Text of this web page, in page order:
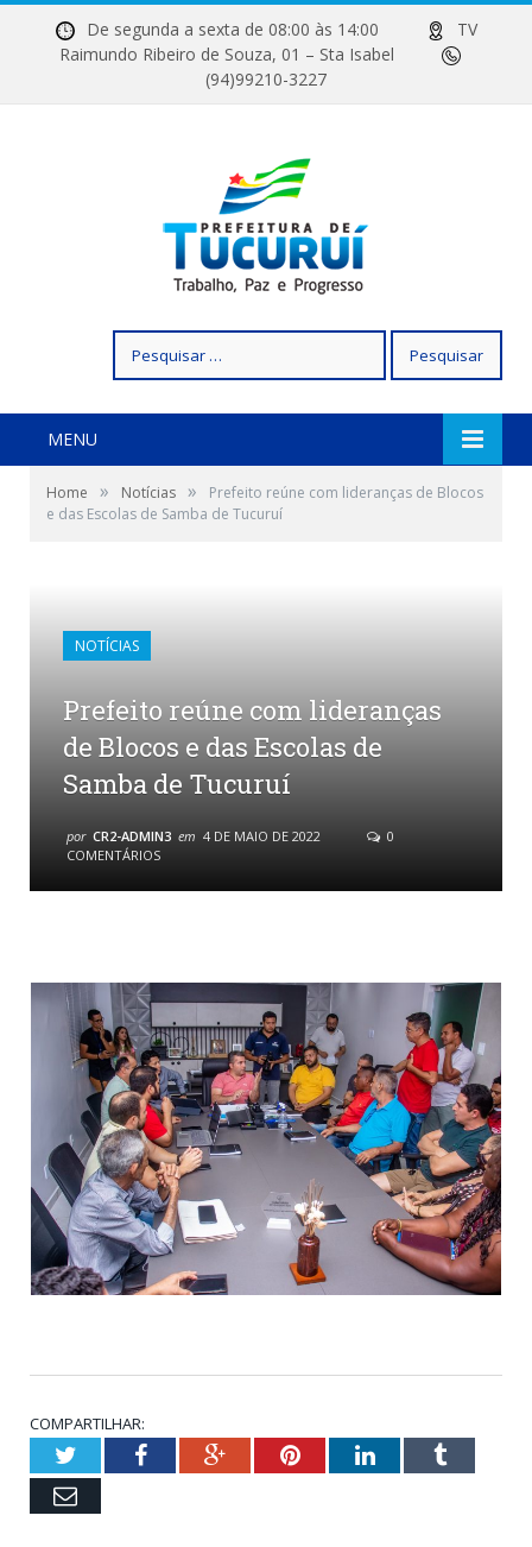
De segunda a sexta de 08:00 às 14:00
TV
Raimundo Ribeiro de Souza, 01 – Sta Isabel
(94)99210-3227
por:
MENU
Home » Notícias »
Prefeito reúne com lideranças de Blocos
e das Escolas de Samba de Tucuruí
NOTÍCIAS
Prefeito reúne com lideranças
de Blocos e das Escolas de
Samba de Tucuruí
por CR2-ADMIN3 em 4 DE MAIO DE 2022
0
COMENTÁRIOS
COMPARTILHAR:
TwitterFacebookGoogle+PinterestLinkedInTumblr
Email